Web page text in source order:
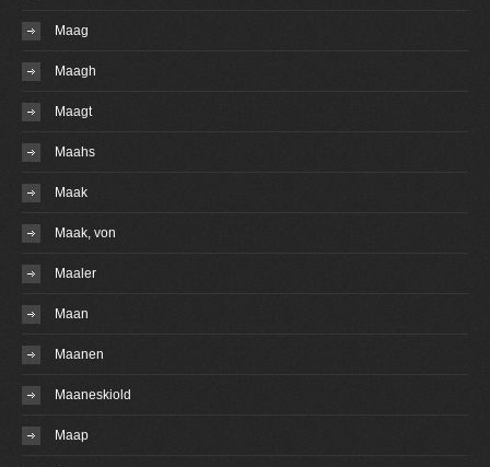
Maag
Maagh
Maagt
Maahs
Maak
Maak, von
Maaler
Maan
Maanen
Maaneskiold
Maap